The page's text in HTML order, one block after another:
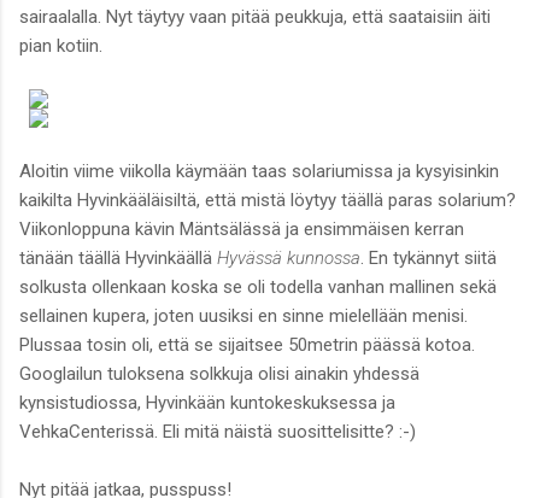
sairaalalla. Nyt täytyy vaan pitää peukkuja, että saataisiin äiti
pian kotiin.
Aloitin viime viikolla käymään taas solariumissa ja kysyisinkin
kaikilta Hyvinkääläisiltä, että mistä löytyy täällä paras solarium?
Viikonloppuna kävin Mäntsälässä ja ensimmäisen kerran
tänään täällä Hyvinkäällä Hyvässä kunnossa . En tykännyt siitä
solkusta ollenkaan koska se oli todella vanhan mallinen sekä
sellainen kupera, joten uusiksi en sinne mielellään menisi.
Plussaa tosin oli, että se sijaitsee 50metrin päässä kotoa.
Googlailun tuloksena solkkuja olisi ainakin yhdessä
kynsistudiossa, Hyvinkään kuntokeskuksessa ja
VehkaCenterissä. Eli mitä näistä suosittelisitte? :-)
Nyt pitää jatkaa, pusspuss!